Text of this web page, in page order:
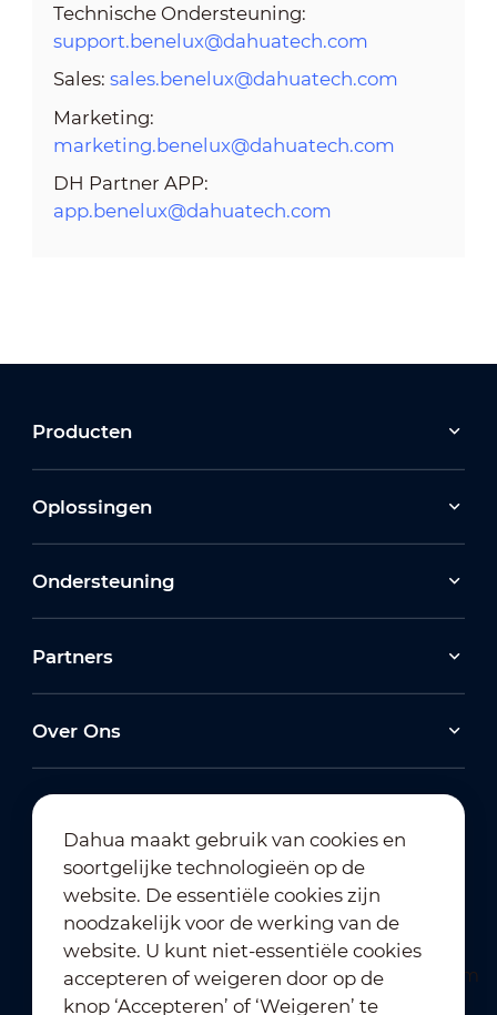
Technische Ondersteuning:
support.benelux@dahuatech.com
Sales: sales.benelux@dahuatech.com
Marketing:
marketing.benelux@dahuatech.com
DH Partner APP:
app.benelux@dahuatech.com
Producten
Oplossingen
Ondersteuning
Partners
Over Ons
Abonneren op nieuwsbrief
Dahua maakt gebruik van cookies en
soortgelijke technologieën op de
website. De essentiële cookies zijn
noodzakelijk voor de werking van de
website. U kunt niet-essentiële cookies
accepteren of weigeren door op de
knop ‘Accepteren’ of ‘Weigeren’ te